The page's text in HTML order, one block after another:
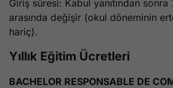
Giriş süresi: Kabul yanıtından
arasında değişir (okul döneminin
hariç).
Yıllık Eğitim Ücretleri
BACHELOR RESPONSABLE DE